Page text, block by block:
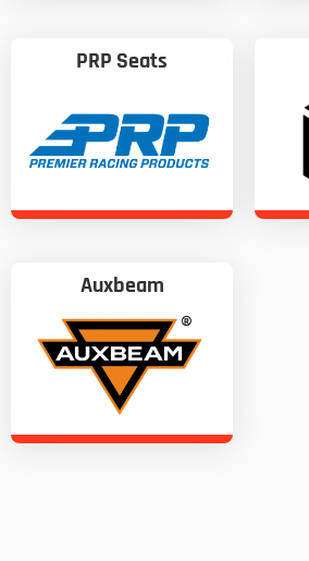
PRP Seats
Auxbeam